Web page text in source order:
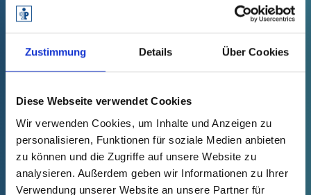
Zustimmung Details Über Cookies
Diese Webseite verwendet Cookies
Wir verwenden Cookies, um Inhalte und Anzeigen zu
personalisieren, Funktionen für soziale Medien anbieten
zu können und die Zugriffe auf unsere Website zu
analysieren. Außerdem geben wir Informationen zu Ihrer
Verwendung unserer Website an unsere Partner für